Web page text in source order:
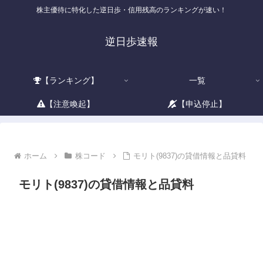
株主優待に特化した逆日歩・信用残高のランキングが速い！
逆日歩速報
【ランキング】 一覧
【注意喚起】 【申込停止】
ホーム 株コード モリト(9837)の貸借情報と品貸料
モリト(9837)の貸借情報と品貸料